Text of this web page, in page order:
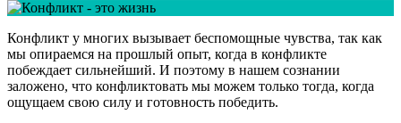
Конфликт у многих вызывает беспомощные чувства, так как
мы опираемся на прошлый опыт, когда в конфликте
побеждает сильнейший. И поэтому в нашем сознании
заложено, что конфликтовать мы можем только тогда, когда
ощущаем свою силу и готовность победить.